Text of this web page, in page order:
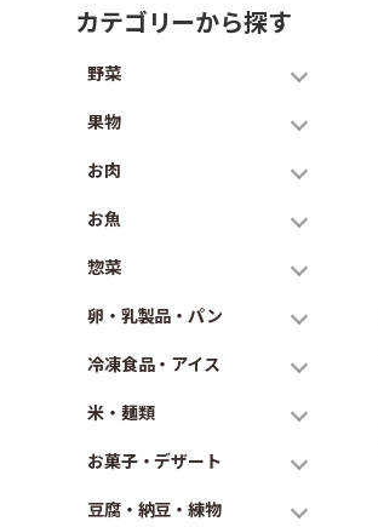
カテゴリーから探す
野菜
果物
お肉
お魚
惣菜
卵・乳製品・パン
冷凍食品・アイス
米・麺類
お菓子・デザート
豆腐・納豆・練物